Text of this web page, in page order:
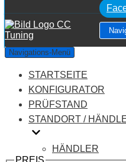
Navigations-Menü
STARTSEITE
KONFIGURATOR
PRÜFSTAND
STANDORT /
HÄNDLER
BMW 3 Series
Leistung:114 PS
Drehmoment: 165 NM
Motortyp:Benziner
PREIS
AUF ANFRAGE